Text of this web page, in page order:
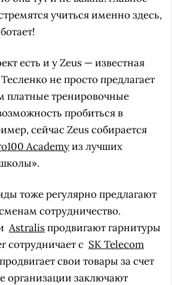
учиться именно здесь,
есть и у Zeus — известная
не просто предлагает
платные тренировочные
пробиться в
сейчас Zeus собирается
Academyиз лучших
тоже регулярно предлагают
сотрудничество.
Astralisпродвигают гарнитуры
сотрудничает с SK Telecom
свои товары за счет
организации заключают